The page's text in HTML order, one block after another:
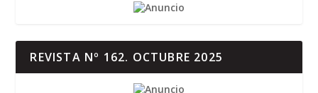
REVISTA Nº 162. OCTUBRE 2025